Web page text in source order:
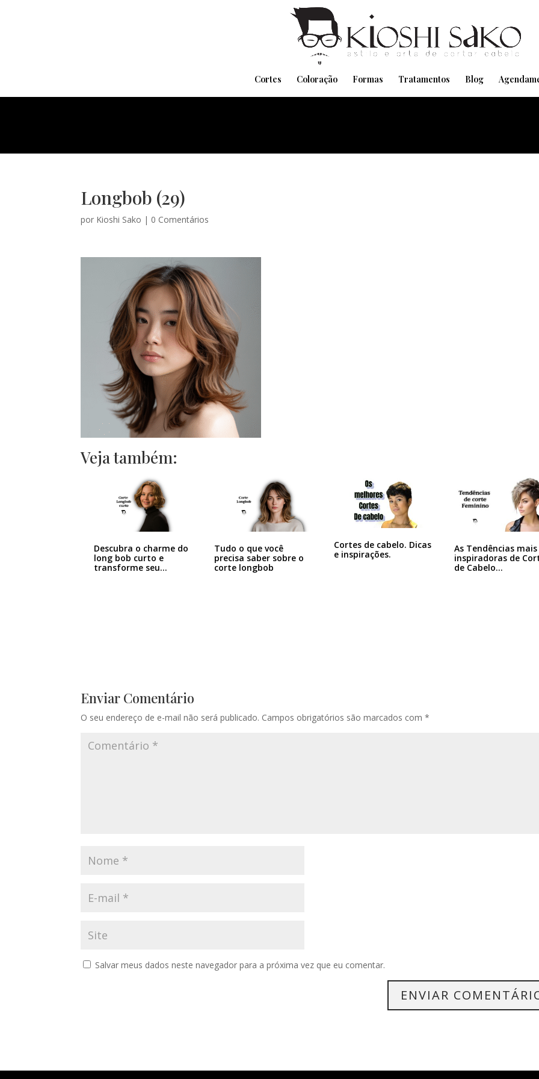
Cortes Coloração Formas Tratamentos Blog
Longbob (29)
por Kioshi Sako | 0 Comentários
Veja também:
Descubra o charme do
long bob curto e
transforme seu…
Tudo o que você
precisa saber sobre o
corte longbob
Cortes de cabelo. Dicas
e inspirações.
As Tendências mais
inspiradoras de
de Cabelo…
Enviar Comentário
O seu endereço de e-mail não será publicado. Campos obrigatórios são marcados com*
Salvar meus dados neste navegador para a próxima vez que eu comentar.
Pensando em transformar seu Visual??
Agende pelo Whatsapp